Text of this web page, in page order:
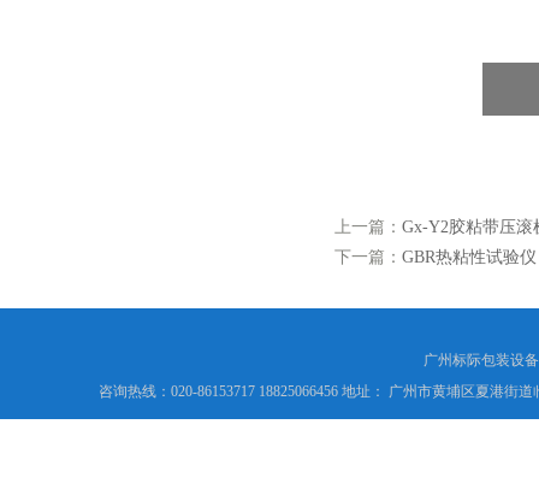
上一篇： Gx-Y2胶粘带压滚
下一篇： GBR热粘性试验仪
广州标际包装设
咨询热线：020-86153717 18825066456 地址： 广州市黄埔区夏港街